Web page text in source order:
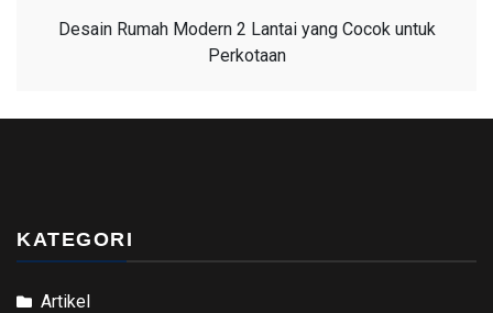
Desain Rumah Modern 2 Lantai yang Cocok untuk
Perkotaan
KATEGORI
Artikel